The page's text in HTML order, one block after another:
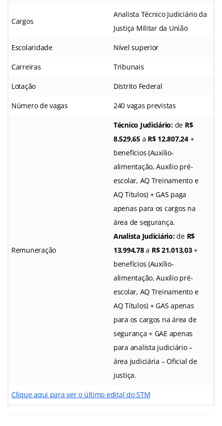
Cargos
Analista Técnico Judiciário da
Justiça Militar da União
Escolaridade Nível superior
Carreiras Tribunais
Lotação Distrito Federal
Número de vagas 240 vagas previstas
Remuneração
Técnico Judiciário:de R$
8.529,65a R$ 12.807,24+
benefícios (Auxílio-
alimentação, Auxílio pré-
escolar, AQ Treinamento e
AQ Títulos) + GAS paga
apenas para os cargos na
área de segurança.
Analista Judiciário:de R$
13.994,78a R$ 21.013,03+
benefícios (Auxílio-
alimentação, Auxílio pré-
escolar, AQ Treinamento e
AQ Títulos) + GAS apenas
para os cargos na área de
segurança + GAE apenas
para analista judiciário –
área judiciária – Oficial de
justiça.
Clique aqui para ver o último edital do STM